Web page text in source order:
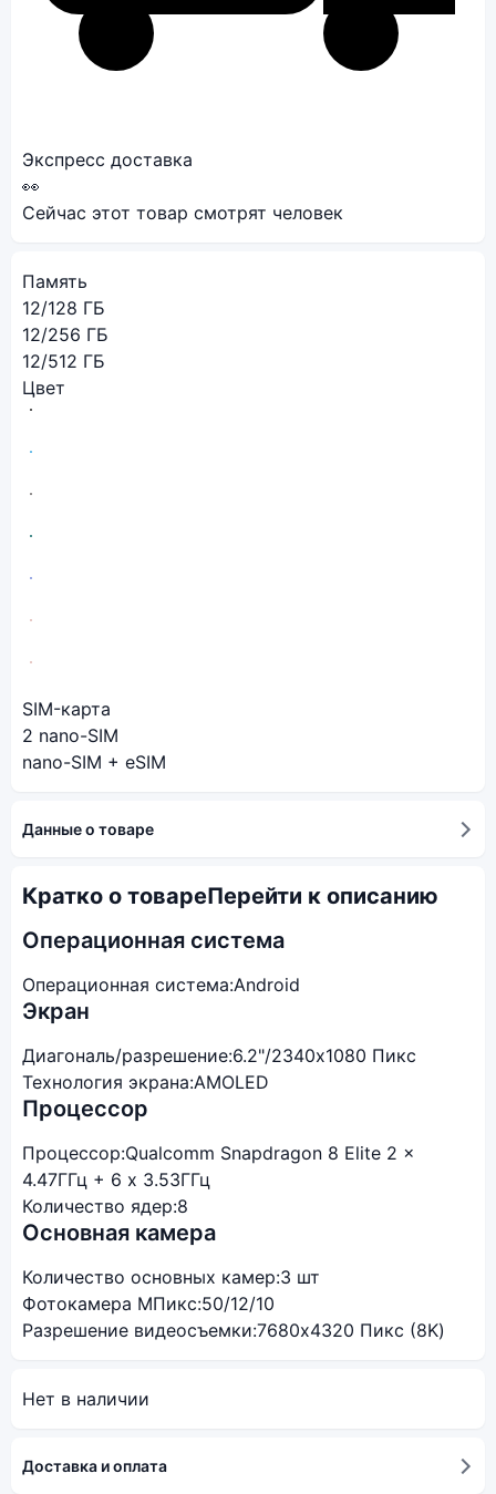
Экспресс доставка
👀
Сейчас этот товар смотрят человек
Память
12/128 ГБ
12/256 ГБ
12/512 ГБ
Цвет
SIM-карта
2 nano-SIM
nano-SIM + eSIM
Данные о товаре
Кратко о товареПерейти к описанию
Операционная система
Операционная система:Android
Экран
Диагональ/разрешение:6.2"/2340x1080 Пикс
Технология экрана:AMOLED
Процессор
Процессор:Qualcomm Snapdragon 8 Elite 2 x
4.47ГГц + 6 x 3.53ГГц
Количество ядер:8
Основная камера
Количество основных камер:3 шт
Фотокамера МПикс:50/12/10
Разрешение видеосъемки:7680x4320 Пикс (8K)
Нет в наличии
Доставка и оплата